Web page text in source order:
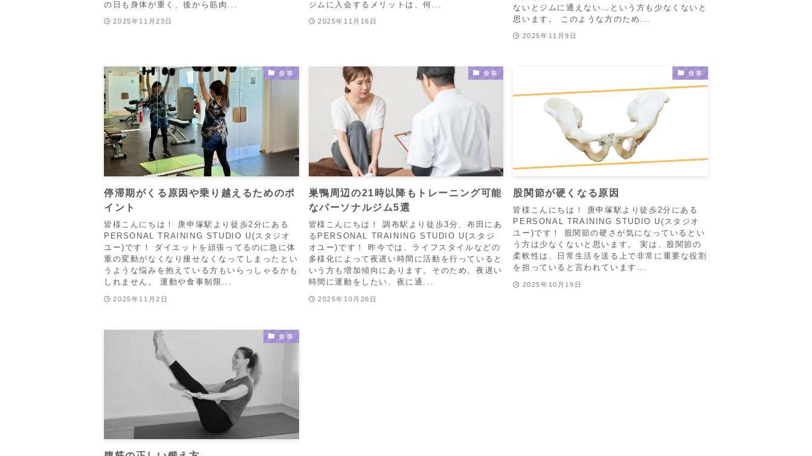
の日も身体が重く、後から筋肉...
2025年11月23日
ジムに入会するメリットは、何...
2025年11月16日
ないとジムに通えない…という方も少なくないと
思います。 このような方のため...
2025年11月9日
食事
停滞期がくる原因や乗り越えるためのポ
イント
皆様こんにちは！ 庚申塚駅より徒歩2分にある
PERSONAL TRAINING STUDIO U(スタジオ
ユー)です！ ダイエットを頑張ってるのに急に体
重の変動がなくなり痩せなくなってしまったとい
うような悩みを抱えている方もいらっしゃるかも
しれません。 運動や食事制限...
2025年11月2日
食事
巣鴨周辺の21時以降もトレーニング可能
なパーソナルジム5選
皆様こんにちは！ 調布駅より徒歩3分、布田にあ
るPERSONAL TRAINING STUDIO U(スタジ
オユー)です！ 昨今では、ライフスタイルなどの
多様化によって夜遅い時間に活動を行っていると
いう方も増加傾向にあります。そのため、夜遅い
時間に運動をしたい、夜に通...
2025年10月26日
食事
股関節が硬くなる原因
皆様こんにちは！ 庚申塚駅より徒歩2分にある
PERSONAL TRAINING STUDIO U(スタジオ
ユー)です！ 股関節の硬さが気になっているとい
う方は少なくないと思います。 実は、股関節の
柔軟性は、日常生活を送る上で非常に重要な役割
を担っていると言われています...
2025年10月19日
食事